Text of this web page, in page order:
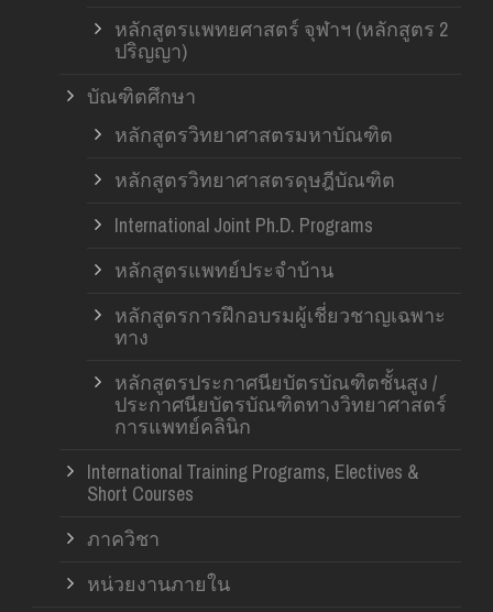
หลักสูตรแพทยศาสตร์ จุฬาฯ (หลักสูตร 2
ปริญญา)
บัณฑิตศึกษา
หลักสูตรวิทยาศาสตรมหาบัณฑิต
หลักสูตรวิทยาศาสตรดุษฎีบัณฑิต
International Joint Ph.D. Programs
หลักสูตรแพทย์ประจำบ้าน
หลักสูตรการฝึกอบรมผู้เชี่ยวชาญเฉพาะ
ทาง
หลักสูตรประกาศนียบัตรบัณฑิตชั้นสูง /
ประกาศนียบัตรบัณฑิตทางวิทยาศาสตร์
การแพทย์คลินิก
International Training Programs, Electives &
Short Courses
ภาควิชา
หน่วยงานภายใน